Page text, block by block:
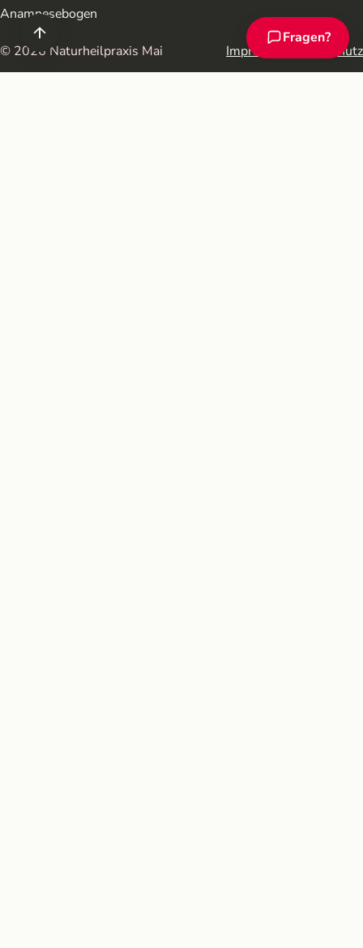
Anamnesebogen
© 2026 Naturheilpraxis Mai Impressum Datenschutz
Fragen?
Chat-Assistent